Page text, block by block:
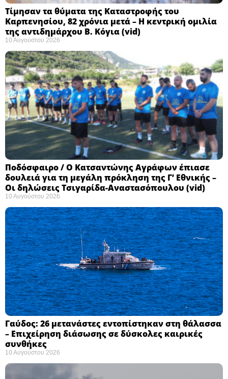
Τίμησαν τα θύματα της Καταστροφής του
Καρπενησίου, 82 χρόνια μετά – Η κεντρική ομιλία
της αντιδημάρχου Β. Κόγια (vid)
10 Αυγούστου 2026
Ποδόσφαιρο / Ο Κατσαντώνης Αγράφων έπιασε
δουλειά για τη μεγάλη πρόκληση της Γ’ Εθνικής –
Οι δηλώσεις Τσιγαρίδα-Αναστασόπουλου (vid)
10 Αυγούστου 2026
Γαύδος: 26 μετανάστες εντοπίστηκαν στη θάλασσα
– Επιχείρηση διάσωσης σε δύσκολες καιρικές
συνθήκες ​
10 Αυγούστου 2026